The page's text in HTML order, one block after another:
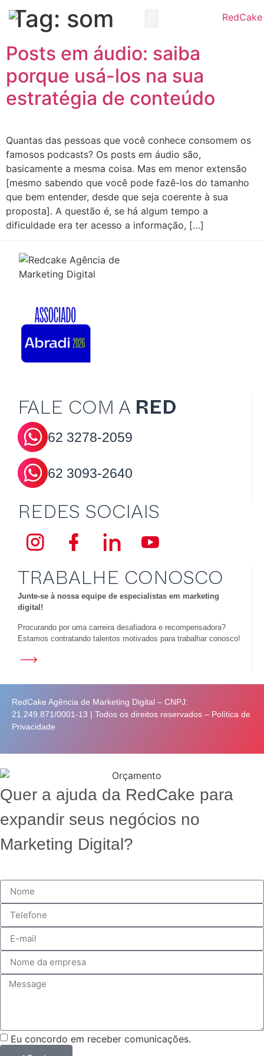
Tag: som
Posts em áudio: saiba
porque usá-los na sua
estratégia de conteúdo
Quantas das pessoas que você conhece consomem os
famosos podcasts? Os posts em áudio são,
basicamente a mesma coisa. Mas em menor extensão
[mesmo sabendo que você pode fazê-los do tamanho
que bem entender, desde que seja coerente à sua
proposta]. A questão é, se há algum tempo a
dificuldade era ter acesso a informação, […]
FALE COM A RED
62 3278-2059
62 3093-2640
REDES SOCIAIS
TRABALHE CONOSCO
Junte-se à nossa equipe de especialistas em marketing
digital!
Procurando por uma carreira desafiadora e recompensadora?
Estamos contratando talentos motivados para trabalhar conosco!
RedCake Agência de Marketing Digital – CNPJ:
21.249.871/0001-13 | Todos os direitos reservados – Política de
Privacidade
Quer a ajuda da RedCake para
expandir seus negócios no
Marketing Digital?
Eu concordo em receber comunicações.